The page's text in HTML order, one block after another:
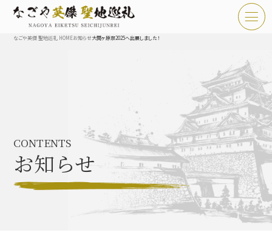
なごや英傑 聖地巡礼とは
なごや英傑 史跡 一覧
なごや英傑 グルメ・土産 一覧
なごや英傑 体験・イベント
なごや英傑 聖地巡礼 HOMEお知らせ大関ヶ原祭2025へ出展しました！
CONTENTS
お知らせ